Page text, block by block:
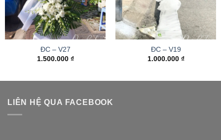
ĐC – V27
1.500.000 ₫
ĐC – V19
1.000.000 ₫
LIÊN HỆ QUA FACEBOOK